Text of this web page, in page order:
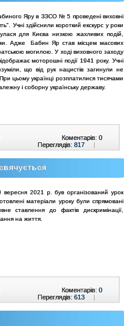
Яру в ЗЗСО № 5 проведені виховні
Учні здійснили короткий екскурс у роки
для Києва низкою жахливих подій,
Адже Бабин Яр став місцем масових
могилою. У ході виховного заходу
моторошні події 1941 року. Учні
що від рук нацистів загинули не
цьому українці розплатилися тисячами
і соборну українську державу.
Коментарів: 0
Переглядів: 817 |
2021 р. був організований урок
матеріали уроку були спрямовані
ставлення до фактів дискримінації,
на життя.
Коментарів: 0
Переглядів: 613 |